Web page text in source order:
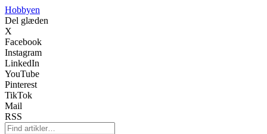
Hobbyen
Del glæden
X
Facebook
Instagram
LinkedIn
YouTube
Pinterest
TikTok
Mail
RSS